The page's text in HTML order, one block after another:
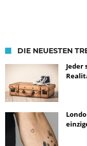
DIE NEUESTEN
Jeder